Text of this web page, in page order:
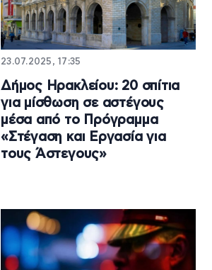
23.07.2025, 17:35
Δήμος Ηρακλείου: 20 σπίτια
για μίσθωση σε αστέγους
μέσα από το Πρόγραμμα
«Στέγαση και Εργασία για
τους Άστεγους»